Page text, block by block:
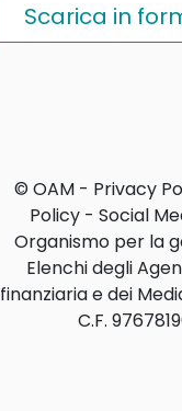
Scarica in
© OAM - Privacy
Policy- Social
Organismo per la
Elenchi degli
finanziaria e dei
C.F.